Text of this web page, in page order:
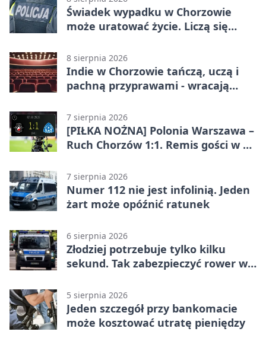
Świadek wypadku w Chorzowie
może uratować życie. Liczą się
8 sierpnia 2026
Indie w Chorzowie tańczą, uczą i
pachną przyprawami - wracają
7 sierpnia 2026
[PIŁKA NOŻNA] Polonia Warszawa –
Ruch Chorzów 1:1. Remis gości w 3.
7 sierpnia 2026
Numer 112 nie jest infolinią. Jeden
żart może opóźnić ratunek
6 sierpnia 2026
Złodziej potrzebuje tylko kilku
sekund. Tak zabezpieczyć rower w
5 sierpnia 2026
Jeden szczegół przy bankomacie
może kosztować utratę pieniędzy